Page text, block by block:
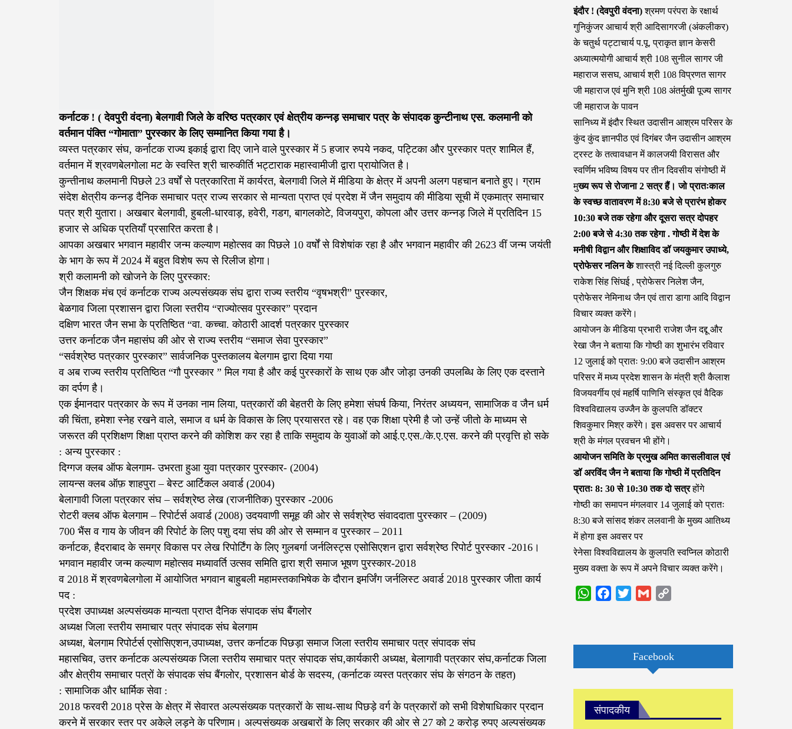
कर्नाटक ! ( देवपुरी वंदना) बेलगावी जिले के वरिष्ठ पत्रकार एवं क्षेत्रीय कन्नड़ समाचार पत्र के संपादक कुन्टीनाथ एस. कलमानी को
वर्तमान पंक्ति “गोमाता” पुरस्कार के लिए सम्मानित किया गया है।
व्यस्त पत्रकार संघ, कर्नाटक राज्य इकाई द्वारा दिए जाने वाले पुरस्कार में 5 हजार रुपये नकद, पट्टिका और पुरस्कार पत्र शामिल हैं,
वर्तमान में श्रवणबेलगोला मट के स्वस्ति श्री चारुकीर्ति भट्टाराक महास्वामीजी द्वारा प्रायोजित है।
कुन्तीनाथ कलमानी पिछले 23 वर्षों से पत्रकारिता में कार्यरत, बेलगावी जिले में मीडिया के क्षेत्र में अपनी अलग पहचान बनाते हुए। ग्राम
संदेश क्षेत्रीय कन्नड़ दैनिक समाचार पत्र राज्य सरकार से मान्यता प्राप्त एवं प्रदेश में जैन समुदाय की मीडिया सूची में एकमात्र समाचार
पत्र श्री युतारा। अखबार बेलगावी, हुबली-धारवाड़, हवेरी, गडग, बागलकोटे, विजयपुरा, कोपला और उत्तर कन्नड़ जिले में प्रतिदिन 15
हजार से अधिक प्रतियाँ प्रसारित करता है।
आपका अखबार भगवान महावीर जन्म कल्याण महोत्सव का पिछले 10 वर्षों से विशेषांक रहा है और भगवान महावीर की 2623 वीं जन्म जयंती
के भाग के रूप में 2024 में बहुत विशेष रूप से रिलीज होगा।
श्री कलामनी को खोजने के लिए पुरस्कार:
जैन शिक्षक मंच एवं कर्नाटक राज्य अल्पसंख्यक संघ द्वारा राज्य स्तरीय “वृषभश्री” पुरस्कार,
बेळगाव जिला प्रशासन द्वारा जिला स्तरीय “राज्योत्सव पुरस्कार” प्रदान
दक्षिण भारत जैन सभा के प्रतिष्ठित “वा. कच्चा. कोठारी आदर्श पत्रकार पुरस्कार
उत्तर कर्नाटक जैन महासंघ की ओर से राज्य स्तरीय “समाज सेवा पुरस्कार”
“सर्वश्रेष्ठ पत्रकार पुरस्कार” सार्वजनिक पुस्तकालय बेलगाम द्वारा दिया गया
व अब राज्य स्तरीय प्रतिष्ठित “गौ पुरस्कार ” मिल गया है और कई पुरस्कारों के साथ एक और जोड़ा उनकी उपलब्धि के लिए एक दस्ताने
का दर्पण है।
एक ईमानदार पत्रकार के रूप में उनका नाम लिया, पत्रकारों की बेहतरी के लिए हमेशा संघर्ष किया, निरंतर अध्ययन, सामाजिक व जैन धर्म
की चिंता, हमेशा स्नेह रखने वाले, समाज व धर्म के विकास के लिए प्रयासरत रहे। वह एक शिक्षा प्रेमी है जो उन्हें जीतो के माध्यम से
जरूरत की प्रशिक्षण शिक्षा प्राप्त करने की कोशिश कर रहा है ताकि समुदाय के युवाओं को आई.ए.एस./के.ए.एस. करने की प्रवृत्ति हो सके
: अन्य पुरस्कार :
दिग्गज क्लब ऑफ बेलगाम- उभरता हुआ युवा पत्रकार पुरस्कार- (2004)
लायन्स क्लब ऑफ़ शाहपुरा – बेस्ट आर्टिकल अवार्ड (2004)
बेलागावी जिला पत्रकार संघ – सर्वश्रेष्ठ लेख (राजनीतिक) पुरस्कार -2006
रोटरी क्लब ऑफ बेलगाम – रिपोर्टर्स अवार्ड (2008) उदयवाणी समूह की ओर से सर्वश्रेष्ठ संवाददाता पुरस्कार – (2009)
700 भैंस व गाय के जीवन की रिपोर्ट के लिए पशु दया संघ की ओर से सम्मान व पुरस्कार – 2011
कर्नाटक, हैदराबाद के समग्र विकास पर लेख रिपोर्टिंग के लिए गुलबर्गा जर्नलिस्ट्स एसोसिएशन द्वारा सर्वश्रेष्ठ रिपोर्ट पुरस्कार -2016।
भगवान महावीर जन्म कल्याण महोत्सव मध्यावर्ति उत्सव समिति द्वारा श्री समाज भूषण पुरस्कार-2018
व 2018 में श्रवणबेलगोला में आयोजित भगवान बाहुबली महामस्तकाभिषेक के दौरान इमर्जिंग जर्नलिस्ट अवार्ड 2018 पुरस्कार जीता कार्य
पद :
प्रदेश उपाध्यक्ष अल्पसंख्यक मान्यता प्राप्त दैनिक संपादक संघ बैंगलोर
अध्यक्ष जिला स्तरीय समाचार पत्र संपादक संघ बेलगाम
अध्यक्ष, बेलगाम रिपोर्टर्स एसोसिएशन,उपाध्यक्ष, उत्तर कर्नाटक पिछड़ा समाज जिला स्तरीय समाचार पत्र संपादक संघ
महासचिव, उत्तर कर्नाटक अल्पसंख्यक जिला स्तरीय समाचार पत्र संपादक संघ,कार्यकारी अध्यक्ष, बेलागावी पत्रकार संघ,कर्नाटक जिला
और क्षेत्रीय समाचार पत्रों के संपादक संघ बैंगलोर, प्रशासन बोर्ड के सदस्य, (कर्नाटक व्यस्त पत्रकार संघ के संगठन के तहत)
: सामाजिक और धार्मिक सेवा :
2018 फरवरी 2018 प्रेस के क्षेत्र में सेवारत अल्पसंख्यक पत्रकारों के साथ-साथ पिछड़े वर्ग के पत्रकारों को सभी विशेषाधिकार प्रदान
करने में सरकार स्तर पर अकेले लड़ने के परिणाम। अल्पसंख्यक अखबारों के लिए सरकार की ओर से 27 को 2 करोड़ रुपए अल्पसंख्यक
इंदौर ! (देवपुरी वंदना)श्रमण परंपरा के रक्षार्थ
गुनिकुंजर आचार्य श्री आदिसागरजी (अंकलीकर)
के चतुर्थ पट्टाचार्य प.पू. प्राकृत ज्ञान केसरी
अध्यात्मयोगी आचार्य श्री 108 सुनील सागर जी
महाराज ससघ, आचार्य श्री 108 विप्रणत सागर
जी महाराज एवं मुनि श्री 108 अंतर्मुखी पूज्य सागर
जी महाराज के पावन
सानिध्य में इंदौर स्थित उदासीन आश्रम परिसर के
कुंद कुंद ज्ञानपीठ एवं दिगंबर जैन उदासीन आश्रम
ट्रस्ट के तत्वावधान में कालजयी विरासत और
स्वर्णिम भविष्य विषय पर तीन दिवसीय संगोष्ठी में
मुख्य रूप से रोजाना 2 सत्र हैं। जो प्रातःकाल
के स्वच्छ वातावरण में 8:30 बजे से प्रारंभ होकर
10:30 बजे तक रहेगा और दूसरा सत्र दोपहर
2:00 बजे से 4:30 तक रहेगा . गोष्ठी में देश के
मनीषी विद्वान और शिक्षाविद डॉ जयकुमार उपाध्ये,
प्रोफेसर नलिन केशास्त्री नई दिल्ली कुलगुरु
राकेश सिंह सिंघई , प्रोफेसर निलेश जैन,
प्रोफेसर नेमिनाथ जैन एवं तारा डागा आदि विद्वान
विचार व्यक्त करेंगे।
आयोजन के मीडिया प्रभारी राजेश जैन दद्दू और
रेखा जैन ने बताया कि गोष्ठी का शुभारंभ रविवार
12 जुलाई को प्रातः 9:00 बजे उदासीन आश्रम
परिसर में मध्य प्रदेश शासन के मंत्री श्री कैलाश
विजयवर्गीय एवं महर्षि पाणिनि संस्कृत एवं वैदिक
विश्वविद्यालय उज्जैन के कुलपति डॉक्टर
शिवकुमार मिश्र करेंगे। इस अवसर पर आचार्य
श्री के मंगल प्रवचन भी होंगे।
आयोजन समिति के प्रमुख अमित कासलीवाल एवं
डॉ अरविंद जैन ने बताया कि गोष्ठी में प्रतिदिन
प्रातः 8: 30 से 10:30 तक दो सत्रहोंगे
गोष्ठी का समापन मंगलवार 14 जुलाई को प्रातः
8:30 बजे सांसद शंकर ललवानी के मुख्य आतिथ्य
में होगा इस अवसर पर
रेनेसा विश्वविद्यालय के कुलपति स्वप्निल कोठारी
मुख्य वक्ता के रूप में अपने विचार व्यक्त करेंगे।
WhatsAppFacebook
Twitter Gmail
Facebook
संपादकीय